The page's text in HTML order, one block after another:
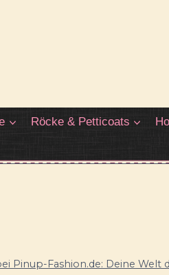
Röcke & Petticoats
Pinup-Fashion.de: Deine Welt